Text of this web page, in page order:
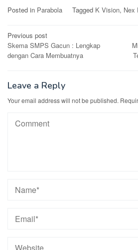
Posted in Parabola Tagged K Vision, Nex
Post
navigation
Previous post
Skema SMPS Gacun : Lengkap
dengan Cara Membuatnya
Leave a Reply
Your email address will not be published.